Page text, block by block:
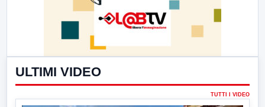
ULTIMI VIDEO
TUTTI I VIDEO